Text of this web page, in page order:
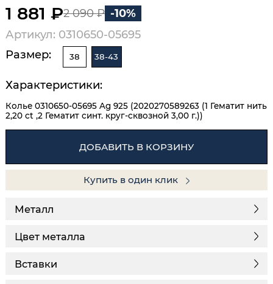
1 881 ₽2 090 ₽ -10%
Артикул: 0310650-05695
Размер:
38 38-43
Характеристики:
Колье 0310650-05695 Ag 925 (2020270589263 (1 Гематит нить
2,20 ct ,2 Гематит синт. круг-сквозной 3,00 г.))
ДОБАВИТЬ В КОРЗИНУ
Купить в один клик
Металл
Цвет металла
Вставки